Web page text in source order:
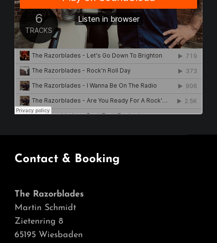
Contact & Booking
The Razorblades
Martin Schmidt
Zietenring 8
65195 Wiesbaden